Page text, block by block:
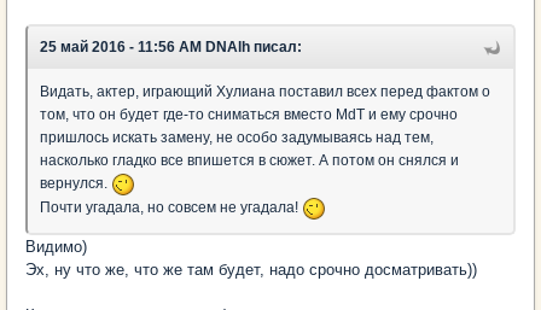
25 май 2016 - 11:56 AM DNAlh писал:
Видать, актер, играющий Хулиана поставил всех перед фактом о
том, что он будет где-то сниматься вместо MdT и ему срочно
пришлось искать замену, не особо задумываясь над тем,
насколько гладко все впишется в сюжет. А потом он снялся и
вернулся.
Почти угадала, но совсем не угадала!
Видимо)
Эх, ну что же, что же там будет, надо срочно досматривать))